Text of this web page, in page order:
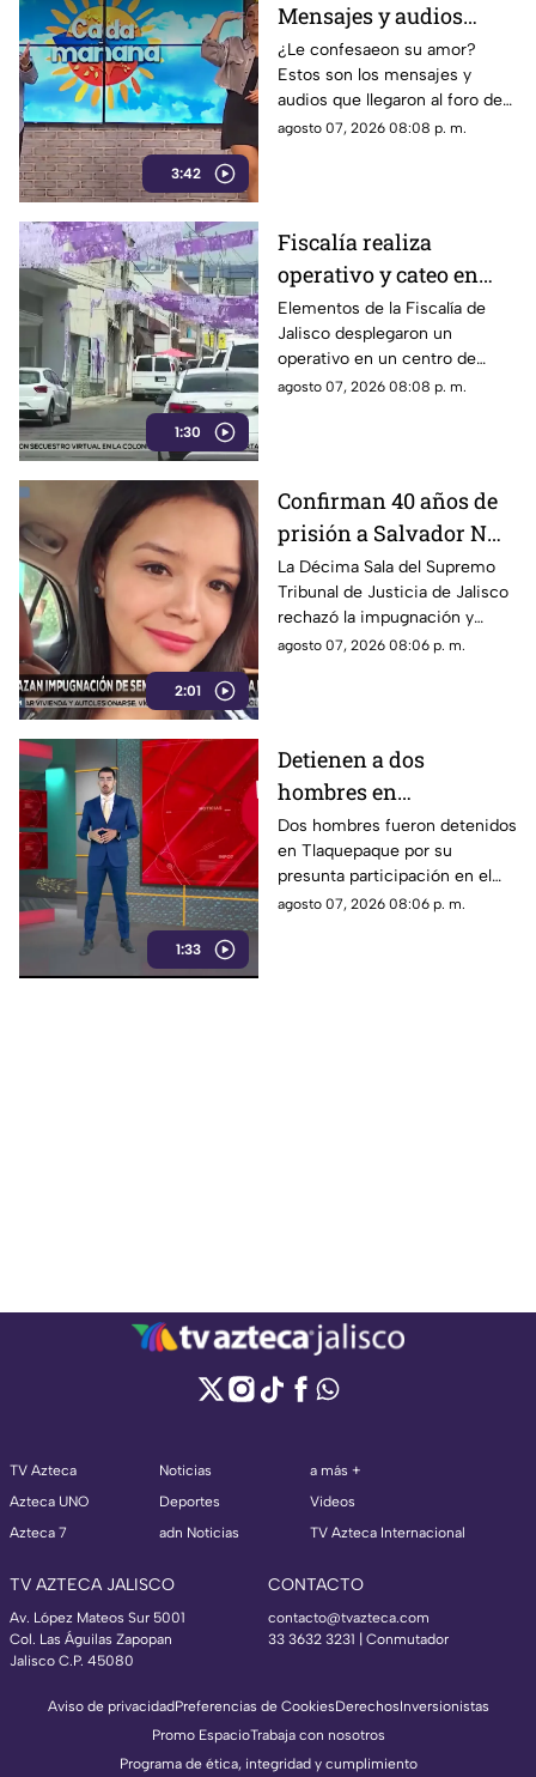
3:42
Mensajes y audios
llegaron al foro de
'Cada mañana'; parte 1
¿Le confesaeon su amor?
Estos son los mensajes y
audios que llegaron al foro de
‘Cada mañana’ estuvieron
agosto 07, 2026 08:08 p. m.
1:30
Fiscalía realiza
operativo y cateo en
anexo de la colonia
Olímpica en
Guadalajara
Elementos de la Fiscalía de
Jalisco desplegaron un
operativo en un centro de
rehabilitación de la colonia
agosto 07, 2026 08:08 p. m.
2:01
Confirman 40 años de
prisión a Salvador N
por el feminicidio de
Isis Urteaga
La Décima Sala del Supremo
Tribunal de Justicia de Jalisco
rechazó la impugnación y
confirmó la sentencia contra
agosto 07, 2026 08:06 p. m.
1:33
Detienen a dos
hombres en
Tlaquepaque por
presunto abuso y
maltrato animal contra
una perrita
Dos hombres fueron detenidos
en Tlaquepaque por su
presunta participación en el
abuso y maltrato de una
agosto 07, 2026 08:06 p. m.
TV Azteca
Azteca UNO
Azteca 7
Noticias
Deportes
adn Noticias
a más +
Videos
TV Azteca Internacional
TV AZTECA JALISCO
Av. López Mateos Sur 5001
Col. Las Águilas Zapopan
Jalisco C.P. 45080
CONTACTO
contacto@tvazteca.com
33 3632 3231 | Conmutador
Aviso de privacidadPreferencias de CookiesDerechosInversionistas
Promo EspacioTrabaja con nosotros
Programa de ética, integridad y cumplimiento